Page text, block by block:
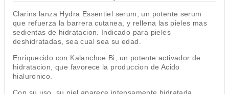
Clarins lanza Hydra Essentiel serum, un potente serum
que refuerza la barrera cutanea, y rellena las pieles mas
sedientas de hidratacion. Indicado para pieles
deshidratadas, sea cual sea su edad.
Enriquecido con Kalanchoe Bi, un potente activador de
hidratacion, que favorece la produccion de Acido
hialuronico.